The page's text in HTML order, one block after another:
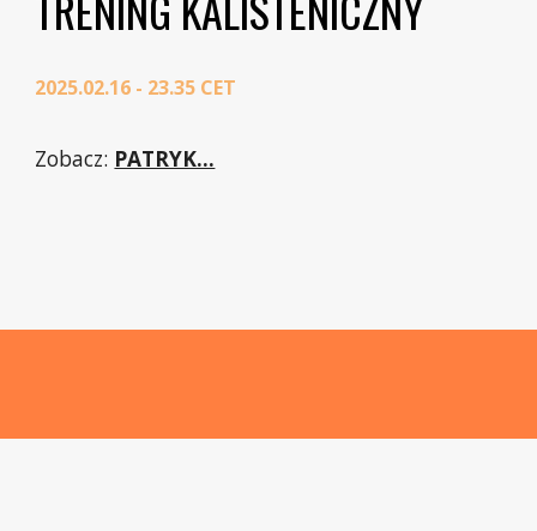
2025.02.16 - 23.35 CET
Zobacz: PATRYK...